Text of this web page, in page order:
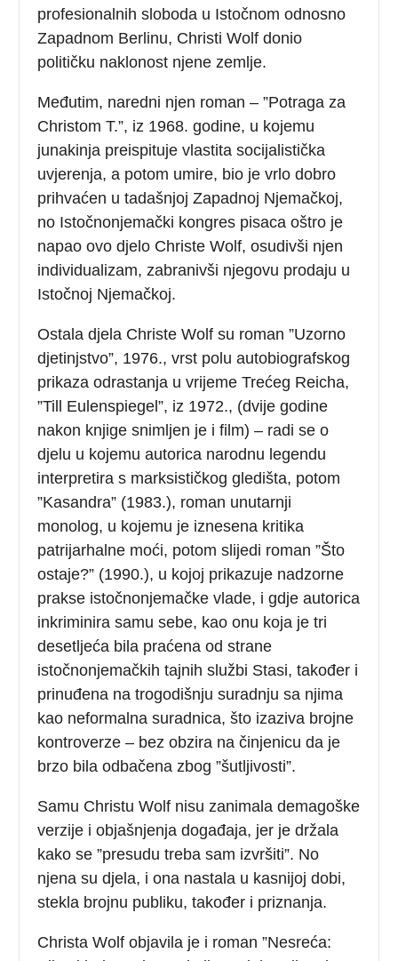
profesionalnih sloboda u Istočnom odnosno
Zapadnom Berlinu, Christi Wolf donio
političku naklonost njene zemlje.
Međutim, naredni njen roman – ”Potraga za
Christom T.”, iz 1968. godine, u kojemu
junakinja preispituje vlastita socijalistička
uvjerenja, a potom umire, bio je vrlo dobro
prihvaćen u tadašnjoj Zapadnoj Njemačkoj,
no Istočnonjemački kongres pisaca oštro je
napao ovo djelo Christe Wolf, osudivši njen
individualizam, zabranivši njegovu prodaju u
Istočnoj Njemačkoj.
Ostala djela Christe Wolf su roman ”Uzorno
djetinjstvo”, 1976., vrst polu autobiografskog
prikaza odrastanja u vrijeme Trećeg Reicha,
”Till Eulenspiegel”, iz 1972., (dvije godine
nakon knjige snimljen je i film) – radi se o
djelu u kojemu autorica narodnu legendu
interpretira s marksističkog gledišta, potom
”Kasandra” (1983.), roman unutarnji
monolog, u kojemu je iznesena kritika
patrijarhalne moći, potom slijedi roman ”Što
ostaje?” (1990.), u kojoj prikazuje nadzorne
prakse istočnonjemačke vlade, i gdje autorica
inkriminira samu sebe, kao onu koja je tri
desetljeća bila praćena od strane
istočnonjemačkih tajnih službi Stasi, također i
prinuđena na trogodišnju suradnju sa njima
kao neformalna suradnica, što izaziva brojne
kontroverze – bez obzira na činjenicu da je
brzo bila odbačena zbog ”šutljivosti”.
Samu Christu Wolf nisu zanimala demagoške
verzije i objašnjenja događaja, jer je držala
kako se ”presudu treba sam izvršiti”. No
njena su djela, i ona nastala u kasnijoj dobi,
stekla brojnu publiku, također i priznanja.
Christa Wolf objavila je i roman ”Nesreća: